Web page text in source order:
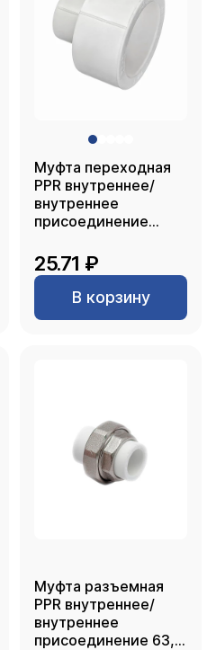
Муфта переходная
PPR внутреннее/
внутреннее
присоединение
25.71 ₽
В корзину
Муфта разъемная
PPR внутреннее/
внутреннее
присоединение 63,